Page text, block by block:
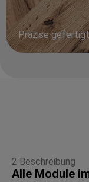
Präzise
2 Beschreibung
Alle Module